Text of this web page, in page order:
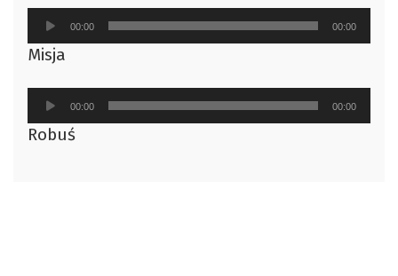
Odtwarzacz
plików
dźwiękowych
00:00 00:00
Misja
Odtwarzacz
plików
dźwiękowych
00:00 00:00
Robuś